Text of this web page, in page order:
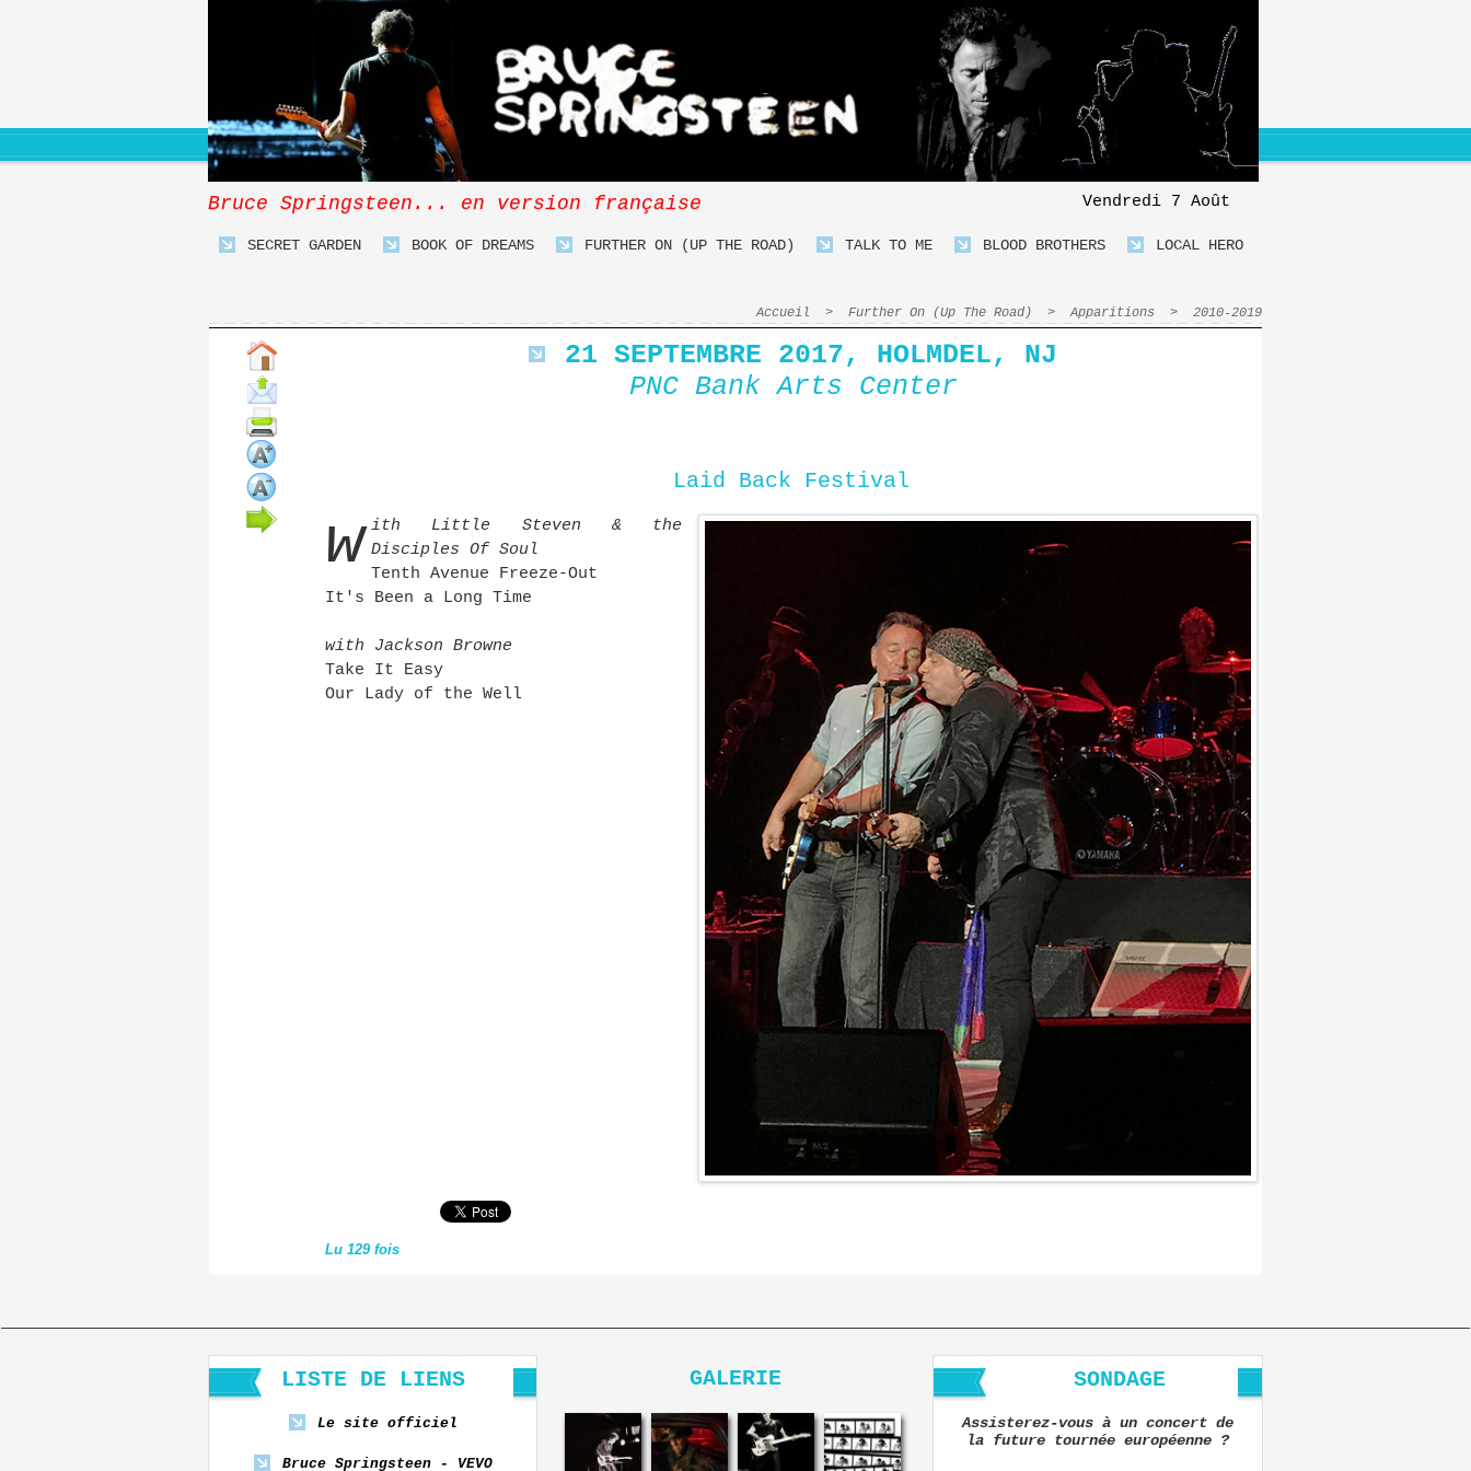
Bruce Springsteen... en version française Vendredi 7 Août
SECRET GARDEN BOOK OF DREAMS FURTHER ON (UP THE ROAD) TALK TO ME BLOOD BROTHERS LOCAL HERO
Accueil > Further On (Up The Road) > Apparitions > 2010-2019
21 SEPTEMBRE 2017, HOLMDEL, NJ
PNC Bank Arts Center
Laid Back Festival
w ith Little Steven & the
Disciples Of Soul
Tenth Avenue Freeze-Out
It's Been a Long Time
with Jackson Browne
Take It Easy
Our Lady of the Well
Lu 129 fois
LISTE DE LIENS
Le site officiel
Bruce Springsteen - VEVO
GALERIE SONDAGE
Assisterez-vous à un concert de
la future tournée européenne ?